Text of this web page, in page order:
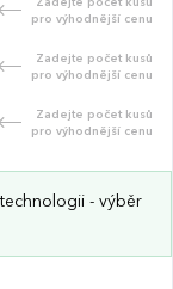
pro výhodnější cenu
Zadejte počet kusů
pro výhodnější cenu
Zadejte počet kusů
pro výhodnější cenu
- výběr